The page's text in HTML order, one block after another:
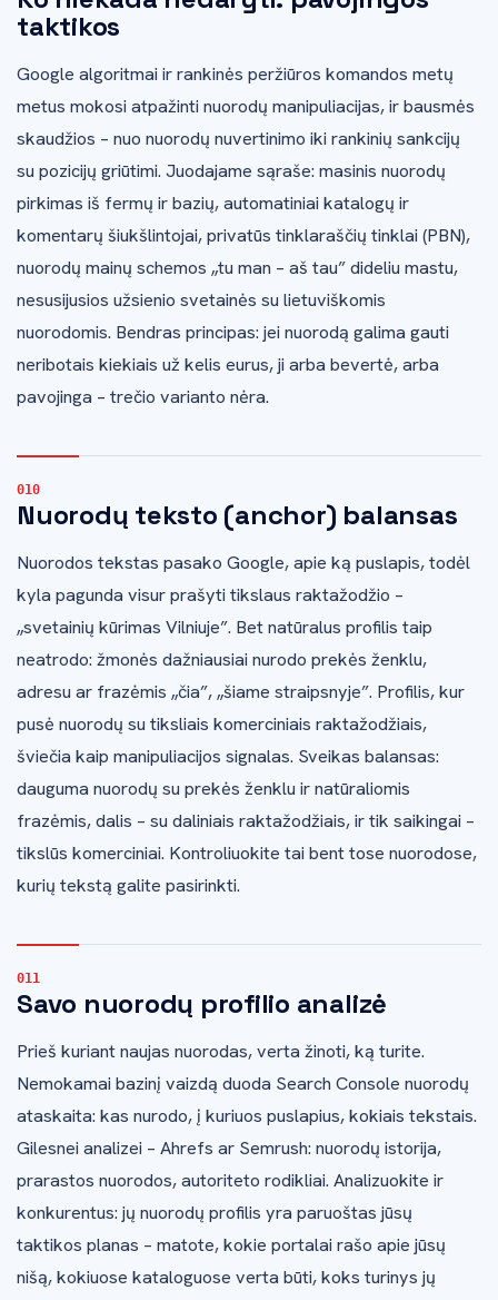
taktikos
Google algoritmai ir rankinės peržiūros komandos metų
metus mokosi atpažinti nuorodų manipuliacijas, ir bausmės
skaudžios – nuo nuorodų nuvertinimo iki rankinių sankcijų
su pozicijų griūtimi. Juodajame sąraše: masinis nuorodų
pirkimas iš fermų ir bazių, automatiniai katalogų ir
komentarų šiukšlintojai, privatūs tinklaraščių tinklai (PBN),
nuorodų mainų schemos „tu man – aš tau” dideliu mastu,
nesusijusios užsienio svetainės su lietuviškomis
nuorodomis. Bendras principas: jei nuorodą galima gauti
neribotais kiekiais už kelis eurus, ji arba bevertė, arba
pavojinga – trečio varianto nėra.
Nuorodų teksto (anchor) balansas
Nuorodos tekstas pasako Google, apie ką puslapis, todėl
kyla pagunda visur prašyti tikslaus raktažodžio –
„svetainių kūrimas Vilniuje”. Bet natūralus profilis taip
neatrodo: žmonės dažniausiai nurodo prekės ženklu,
adresu ar frazėmis „čia”, „šiame straipsnyje”. Profilis, kur
pusė nuorodų su tiksliais komerciniais raktažodžiais,
šviečia kaip manipuliacijos signalas. Sveikas balansas:
dauguma nuorodų su prekės ženklu ir natūraliomis
frazėmis, dalis – su daliniais raktažodžiais, ir tik saikingai –
tikslūs komerciniai. Kontroliuokite tai bent tose nuorodose,
kurių tekstą galite pasirinkti.
Savo nuorodų profilio analizė
Prieš kuriant naujas nuorodas, verta žinoti, ką turite.
Nemokamai bazinį vaizdą duoda Search Console nuorodų
ataskaita: kas nurodo, į kuriuos puslapius, kokiais tekstais.
Gilesnei analizei – Ahrefs ar Semrush: nuorodų istorija,
prarastos nuorodos, autoriteto rodikliai. Analizuokite ir
konkurentus: jų nuorodų profilis yra paruoštas jūsų
taktikos planas – matote, kokie portalai rašo apie jūsų
nišą, kokiuose kataloguose verta būti, koks turinys jų